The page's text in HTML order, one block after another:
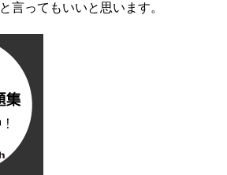
と言ってもいいと思います。